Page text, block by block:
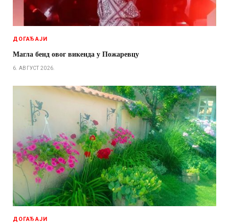
ДОГАЂАЈИ
Магла бенд овог викенда у Пожаревцу
6. АВГУСТ 2026.
ДОГАЂАЈИ